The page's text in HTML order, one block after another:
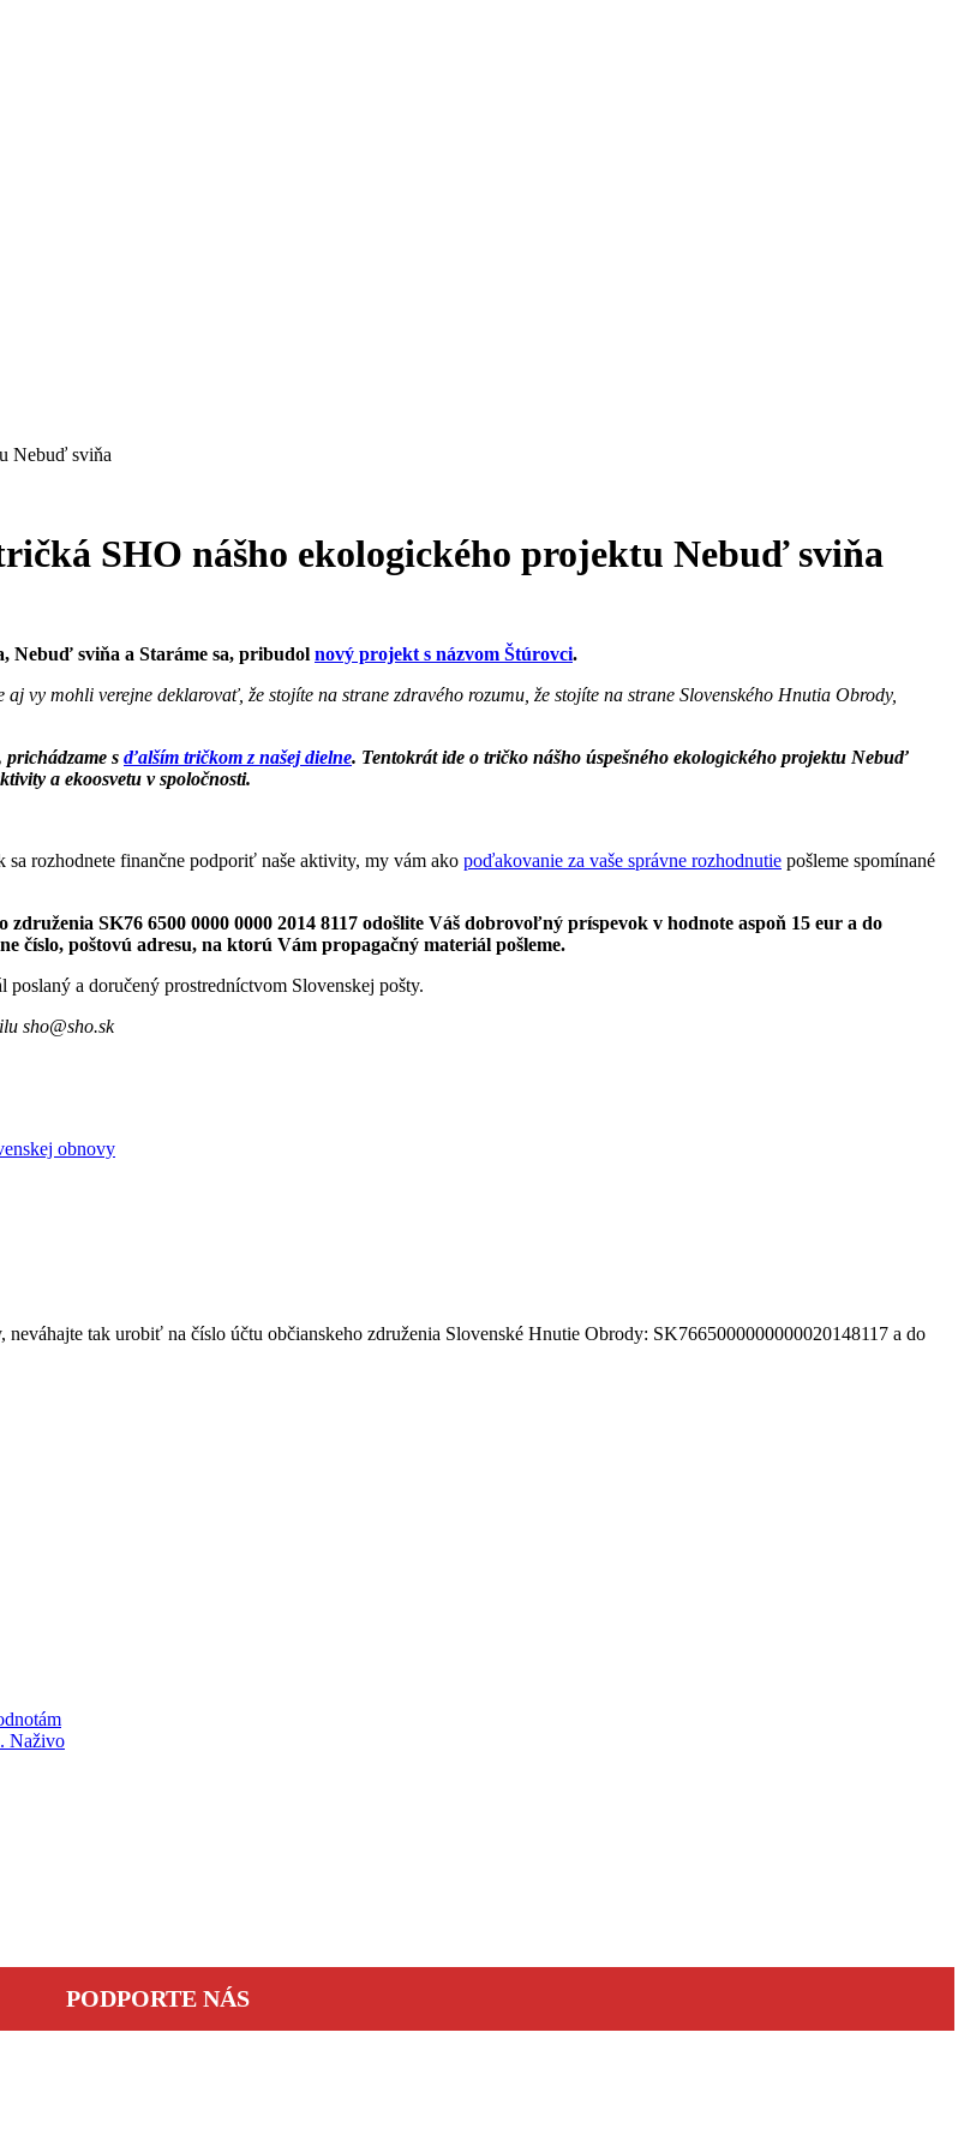
Nebuď sviňa
SHO nášho ekologického projektu Nebuď sviňa
Nebuď sviňa a Staráme sa, pribudol nový projekt s názvom Štúrovci.
vy mohli verejne deklarovať, že stojíte na strane zdravého rozumu, že stojíte na strane Slovenského Hnutia Obrody,
s ďalším tričkom z našej dielne. Tentokrát ide o tričko nášho úspešného ekologického projektu Nebuď
a ekoosvetu v spoločnosti.
rozhodnete finančne podporiť naše aktivity, my vám ako poďakovanie za vaše správne rozhodnutie pošleme spomínané
SK76 6500 0000 0000 2014 8117 odošlite Váš dobrovoľný príspevok v hodnote aspoň 15 eur a do
číslo, poštovú adresu, na ktorú Vám propagačný materiál pošleme.
a doručený prostredníctvom Slovenskej pošty.
sho@sho.sk
obnovy
tak urobiť na číslo účtu občianskeho združenia Slovenské Hnutie Obrody: SK7665000000000020148117 a do
Naživo
PODPORTE NÁS